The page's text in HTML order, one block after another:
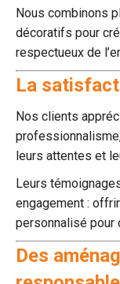
Nous combinons
décoratifs pour
respectueux de
La
Nos clients
leurs attentes et
Leurs
engagement :
personnalisé pour
Des